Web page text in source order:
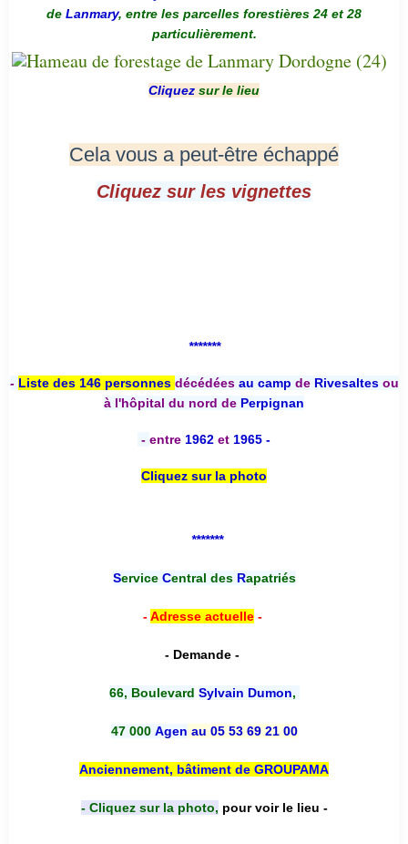
de Lanmary, entre les parcelles forestières 24 et 28
particulièrement.
Cliquez sur le lieu
Cela vous a peut-être échappé
Cliquez sur les vignettes
*******
- Liste des 146 personnes décédées au camp deRivesaltesou
à l'hôpital du nord de Perpignan
- entre 1962 et 1965 -
Cliquez sur la photo
*******
Service Central desRapatriés
-Adresse actuelle-
- Demande -
66, Boulevard Sylvain Dumon,
47 000 Agen au 05 53 69 21 00
Anciennement, bâtiment de GROUPAMA
- Cliquez sur la photo, pour voir le lieu -